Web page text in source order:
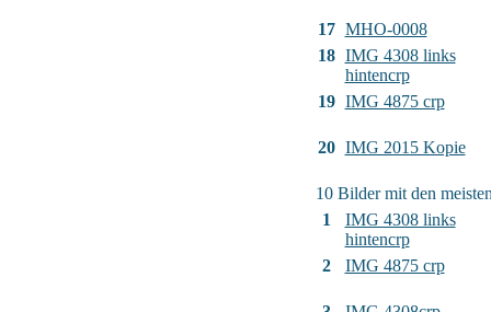
17 MHO-0008
18 IMG 4308 links
hintencrp
19 IMG 4875 crp
20 IMG 2015 Kopie
10 Bilder mit den
1
IMG 4308 links
hintencrp
2
IMG 4875 crp